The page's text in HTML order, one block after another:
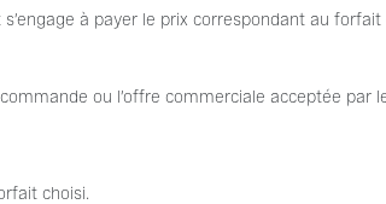
à payer le prix correspondant au forfait
ou l’offre commerciale acceptée par
choisi.